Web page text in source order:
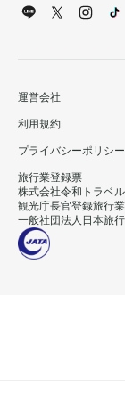
運営会社
利用規約
プライバシーポリシー
旅行業登録票
株式会社令和
観光庁長官登録旅
一般社団法人日本旅